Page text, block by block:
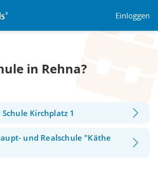
Einloggen
in Rehna?
Kirchplatz 1
und Realschule "Käthe